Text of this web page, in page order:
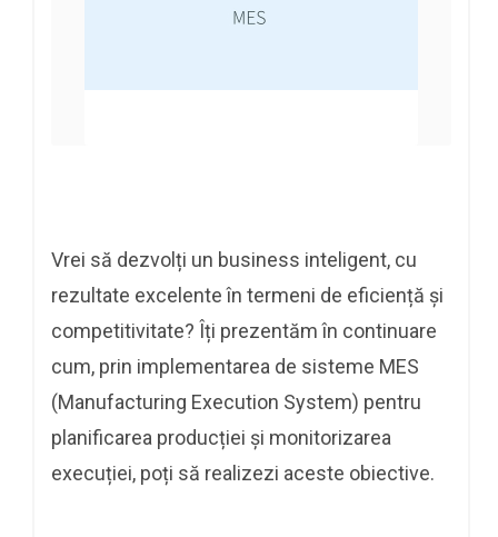
Vrei să dezvolți un business inteligent, cu
rezultate excelente în termeni de eficiență și
competitivitate? Îți prezentăm în continuare
cum, prin implementarea de sisteme MES
(Manufacturing Execution System) pentru
planificarea producției și monitorizarea
execuției, poți să realizezi aceste obiective.